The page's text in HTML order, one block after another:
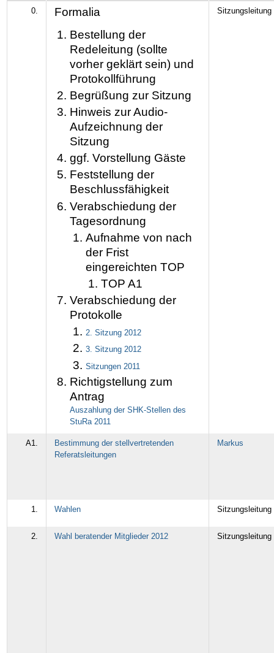
0.
Formalia
Bestellung der
Redeleitung (sollte
vorher geklärt sein) und
Protokollführung
Begrüßung zur Sitzung
Hinweis zur Audio-
Aufzeichnung der
Sitzung
ggf. Vorstellung Gäste
Feststellung der
Beschlussfähigkeit
Verabschiedung der
Tagesordnung
Aufnahme von nach
der Frist
eingereichten TOP
TOP A1
Verabschiedung der
Protokolle
2. Sitzung 2012
3. Sitzung 2012
Sitzungen 2011
Richtigstellung zum
Antrag
Auszahlung der SHK-Stellen des
StuRa 2011
Sitzungsleitung
A1.
Bestimmung der stellvertretenden
Referatsleitungen
Markus
1. Wahlen Sitzungsleitung
2. Wahl beratender Mitglieder 2012 Sitzungsleitung